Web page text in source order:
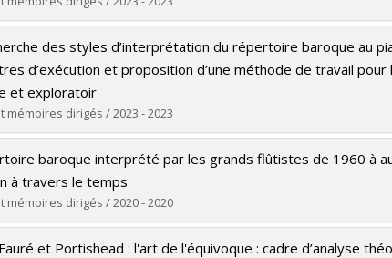
le document dans Papyrus
:Herrera, Maitte
M. Mus.
le document dans Papyrus
des styles d’interprétation du répertoire baroque au
d’exécution et proposition d’une méthode de travail
et exploratoir
mémoires dirigés / 2023 - 2023
:Lazarov, Viktor
Ph. D.
le document dans Papyrus
baroque interprété par les grands flûtistes de 1960 à
à travers le temps
mémoires dirigés / 2020 - 2020
:Simard-Saint-Cyr, Nora
et Portishead : l'art de l'équivoque : cadre d’analyse